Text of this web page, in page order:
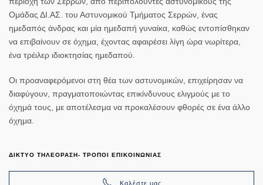
Ομάδας ΔΙ.ΑΣ. του Αστυνομικού Τμήματος Σερρών, ένας
ημεδαπός άνδρας και μία ημεδαπή γυναίκα, καθώς εντοπίσθηκαν
να επιβαίνουν σε όχημα, έχοντας αφαιρέσει λίγη ώρα νωρίτερα,
ένα τρέιλερ ιδιοκτησίας ημεδαπού.
Οι προαναφερόμενοι στη θέα των αστυνομικών, επιχείρησαν να
διαφύγουν, πραγματοποιώντας επικίνδυνους ελιγμούς με το
όχημά τους, με αποτέλεσμα να προκαλέσουν φθορές σε ένα άλλο
όχημα.
ΔΙΚΤΥΟ ΤΗΛΕΟΡΑΣΗ- ΤΡΟΠΟΙ ΕΠΙΚΟΙΝΩΝΙΑΣ
Καλέστε μας